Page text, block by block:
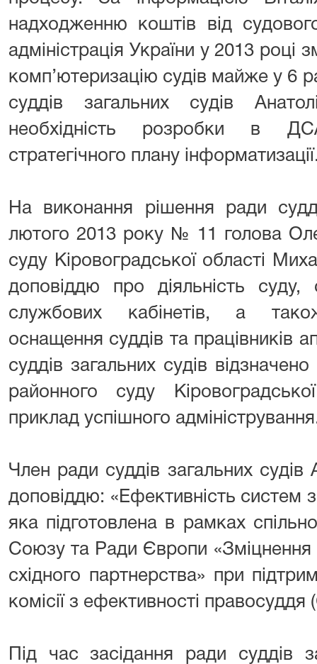
надходженню коштів від
адміністрація України у 2013 році
комп’ютеризацію судів майже у 6
суддів загальних судів
необхідність розробки в
стратегічного плану
На виконання рішення ради
лютого 2013 року № 11 голова
суду Кіровоградської області
доповіддю про діяльність
службових кабінетів, а також
оснащення суддів та працівників
суддів загальних судів
районного суду
приклад успішного
Член ради суддів загальних судів
доповіддю: «Ефективність систем
яка підготовлена в рамках
Союзу та Ради Європи «Зміцнення
східного партнерства» при
комісії з ефективності правосуддя
Під час засідання ради суддів